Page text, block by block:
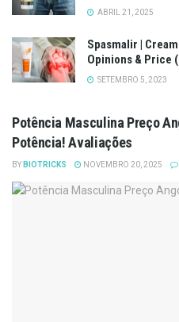
ABRIL 21, 2025
Spasmalir |
Opinions & Price
SETEMBRO 5, 2023
Potência Masculina Preço
Potência! Avaliações
BY BIOTRICKS NOVEMBRO 20, 2025